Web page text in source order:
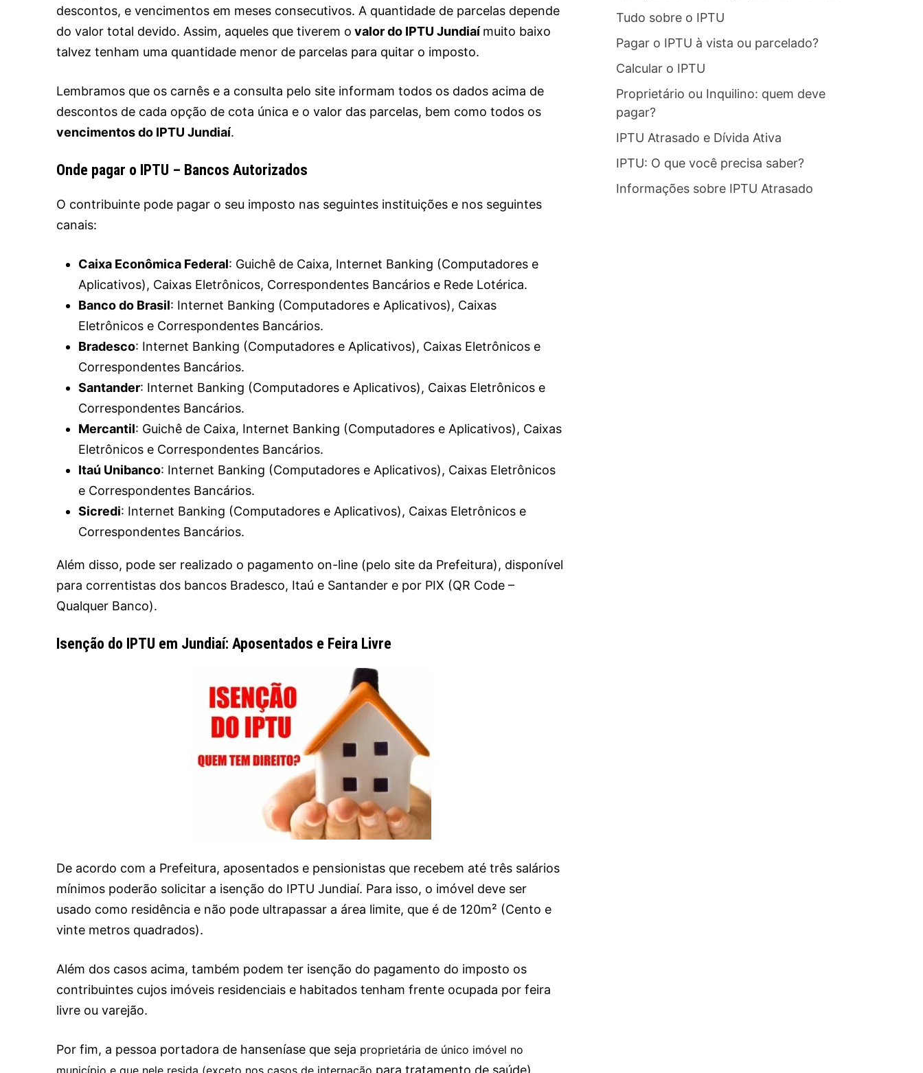
descontos, e vencimentos em meses consecutivos. A quantidade de parcelas depende
do valor total devido. Assim, aqueles que tiverem o valor do IPTU Jundiaí muito baixo
talvez tenham uma quantidade menor de parcelas para quitar o imposto.
Lembramos que os carnês e a consulta pelo site informam todos os dados acima de
descontos de cada opção de cota única e o valor das parcelas, bem como todos os
vencimentos do IPTU Jundiaí.
Onde pagar o IPTU – Bancos Autorizados
O contribuinte pode pagar o seu imposto nas seguintes instituições e nos seguintes
canais:
Caixa Econômica Federal: Guichê de Caixa, Internet Banking (Computadores e
Aplicativos), Caixas Eletrônicos, Correspondentes Bancários e Rede Lotérica.
Banco do Brasil: Internet Banking (Computadores e Aplicativos), Caixas
Eletrônicos e Correspondentes Bancários.
Bradesco: Internet Banking (Computadores e Aplicativos), Caixas Eletrônicos e
Correspondentes Bancários.
Santander: Internet Banking (Computadores e Aplicativos), Caixas Eletrônicos e
Correspondentes Bancários.
Mercantil: Guichê de Caixa, Internet Banking (Computadores e Aplicativos), Caixas
Eletrônicos e Correspondentes Bancários.
Itaú Unibanco: Internet Banking (Computadores e Aplicativos), Caixas Eletrônicos
e Correspondentes Bancários.
Sicredi: Internet Banking (Computadores e Aplicativos), Caixas Eletrônicos e
Correspondentes Bancários.
Além disso, pode ser realizado o pagamento on-line (pelo site da Prefeitura), disponível
para correntistas dos bancos Bradesco, Itaú e Santander e por PIX (QR Code –
Qualquer Banco).
Isenção do IPTU em Jundiaí: Aposentados e Feira Livre
De acordo com a Prefeitura, aposentados e pensionistas que recebem até três salários
mínimos poderão solicitar a isenção do IPTU Jundiaí. Para isso, o imóvel deve ser
usado como residência e não pode ultrapassar a área limite, que é de 120m² (Cento e
vinte metros quadrados).
Além dos casos acima, também podem ter isenção do pagamento do imposto os
contribuintes cujos imóveis residenciais e habitados tenham frente ocupada por feira
livre ou varejão.
Por fim, a pessoa portadora de hanseníase que seja proprietária de único imóvel no
município e que nele resida (exceto nos casos de internação para tratamento de saúde)
Tudo sobre o IPTU
Pagar o IPTU à vista ou parcelado?
Calcular o IPTU
Proprietário ou Inquilino: quem deve
pagar?
IPTU Atrasado e Dívida Ativa
IPTU: O que você precisa saber?
Informações sobre IPTU Atrasado